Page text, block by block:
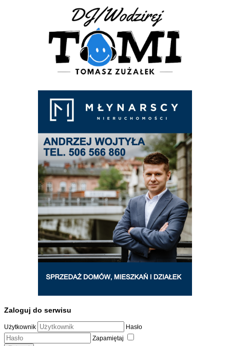
Zaloguj do serwisu
Użytkownik
Hasło
Zapamiętaj